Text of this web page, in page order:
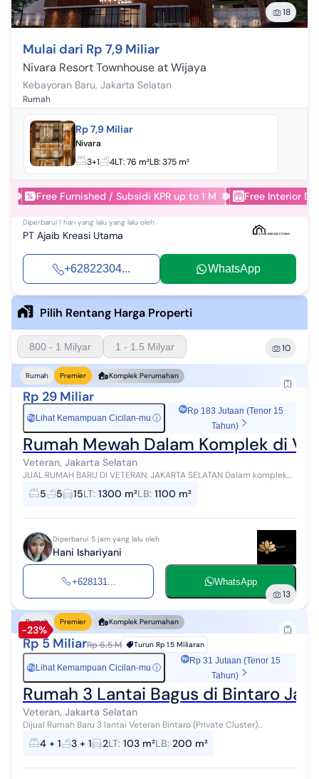
18
Mulai dari Rp 7,9 Miliar
Nivara Resort Townhouse at Wijaya
Kebayoran Baru, Jakarta Selatan
Rumah
Rp 7,9 Miliar
Nivara
3+1
4LT:76 m²LB:375 m²
Free Furnished / Subsidi KPR up to 1 M Free Interior
Diperbarui 1 hari yang lalu yang lalu oleh
PT Ajaib Kreasi Utama
+62822304... WhatsApp
Pilih Rentang Harga Properti
800 - 1 Milyar 1 - 1.5 Milyar 10
Rumah Premier Komplek Perumahan
Rp 29 Miliar
Rp Lihat Kemampuan Cicilan-mu ⓘ
Rp 183 Jutaan (Tenor 15
Tahun)
Rumah Mewah Dalam Komplek di
Veteran, Jakarta Selatan
JUAL RUMAH BARU DI VETERAN, JAKARTA SELATAN Dalam komplek
Luas Tanah 1.300 m2 Luas Bangunan 1.100 m2 Kamar Tidur 5 + 1
Kamar Mandi 5 + 1 Banguna...
5 5 15LT: 1300 m²LB: 1100 m²
Diperbarui 5 jam yang lalu oleh
Hani Ishariyani
+628131... WhatsApp
13
-23%
Rumah Premier Komplek Perumahan
Rp 5 MiliarRp 6.5 M Turun Rp 1.5 Miliaran
Rp Lihat Kemampuan Cicilan-mu ⓘ
Rp 31 Jutaan (Tenor 15
Tahun)
Rumah 3 Lantai Bagus di Bintaro
Veteran, Jakarta Selatan
Dijual Rumah Baru 3 lantai Veteran Bintaro (Private Cluster)
Spesifikasi: ✅ Semi furnished ✅ Kitchen set ✅ AC 5 unit ✅ Posisi
hoek ...4 + 1 3 + 1 2LT: 103 m²LB: 200 m²